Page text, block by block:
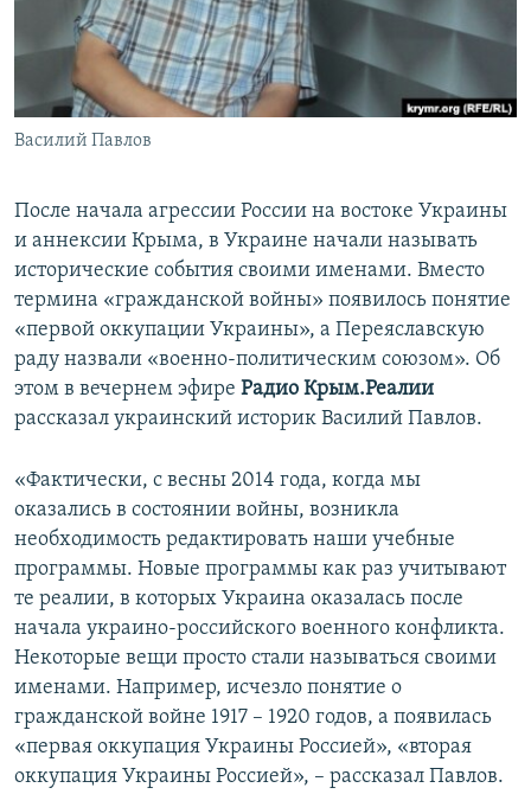
ПОБЕДИТЕЛЕЙ НЕ СУДЯТ?
КРЫМ.НЕПОКОРЕННЫЙ
ELIFBE
УКРАИНСКАЯ ПРОБЛЕМА КРЫМА
ПРИСОЕДИНЯЙТЕСЬ!
Василий Павлов
После начала агрессии России на востоке Украины
и аннексии Крыма, в Украине начали называть
исторические события своими именами. Вместо
термина «гражданской войны» появилось понятие
«первой оккупации Украины», а Переяславскую
раду назвали «военно-политическим союзом». Об
этом в вечернем эфире Радио Крым.Реалии
рассказал украинский историк Василий Павлов.
«Фактически, с весны 2014 года, когда мы
оказались в состоянии войны, возникла
необходимость редактировать наши учебные
программы. Новые программы как раз учитывают
те реалии, в которых Украина оказалась после
начала украино-российского военного конфликта.
Некоторые вещи просто стали называться своими
именами. Например, исчезло понятие о
гражданской войне 1917 – 1920 годов, а появилась
«первая оккупация Украины Россией», «вторая
оккупация Украины Россией», – рассказал Павлов.